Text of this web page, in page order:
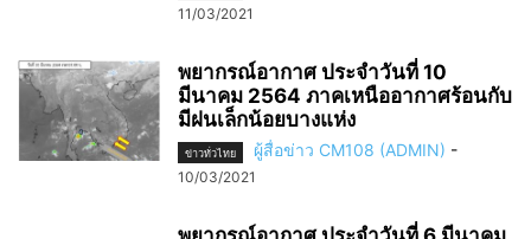
11/03/2021
พยากรณ์อากาศ ประจำวันที่ 10
มีนาคม 2564 ภาคเหนืออากาศร้อนกับ
มีฝนเล็กน้อยบางแห่ง
ข่าวทั่วไทย ผู้สื่อข่าว CM108 (ADMIN) -
10/03/2021